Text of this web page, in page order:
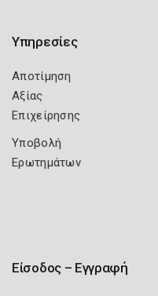
Υπηρεσίες
Αποτίμηση
Αξίας
Επιχείρησης
Υποβολή
Ερωτημάτων
Είσοδος – Εγγραφή